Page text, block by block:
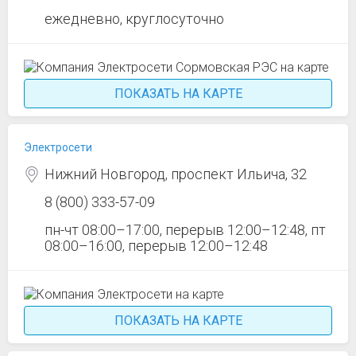
ежедневно, круглосуточно
ПОКАЗАТЬ НА КАРТЕ
Электросети
Нижний Новгород, проспект Ильича, 32
8 (800) 333-57-09
пн-чт 08:00–17:00, перерыв 12:00–12:48, пт
08:00–16:00, перерыв 12:00–12:48
ПОКАЗАТЬ НА КАРТЕ